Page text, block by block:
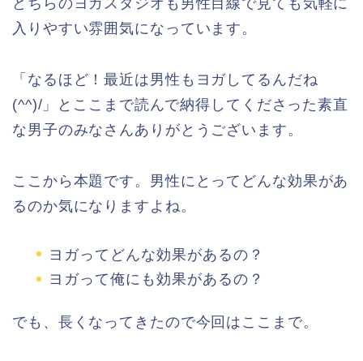
入りやすい雰囲気になっています。
「なるほど！最近は男性もヨガしてるんだね
(^^)/」とここまで読んで納得してくださった素直
な男子のみなさんありがとうございます。
ここから本題です。男性にとってどんな効果があ
るのか気になりますよね。
ヨガってどんな効果があるの？
ヨガって俺にも効果があるの？
でも、長くなってきたので今回はここまで。